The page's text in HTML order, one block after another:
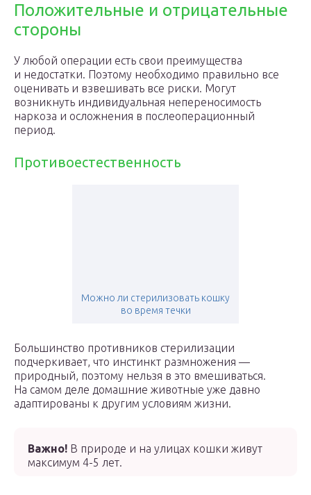
Положительные и отрицательные
стороны
У любой операции есть свои преимущества
и недостатки. Поэтому необходимо правильно все
оценивать и взвешивать все риски. Могут
возникнуть индивидуальная непереносимость
наркоза и осложнения в послеоперационный
период.
Противоестественность
Можно ли стерилизовать кошку
во время течки
Большинство противников стерилизации
подчеркивает, что инстинкт размножения —
природный, поэтому нельзя в это вмешиваться.
На самом деле домашние животные уже давно
адаптированы к другим условиям жизни.
Важно! В природе и на улицах кошки живут
максимум 4-5 лет.